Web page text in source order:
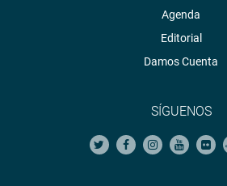
Agenda
Editorial
Damos Cuenta
SÍGUENOS